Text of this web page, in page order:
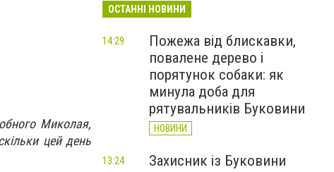
Миколая,
цей день
ОСТАННІ НОВИНИ
Пожежа від блискавки,
повалене дерево і
порятунок собаки: як
минула доба для
рятувальників Буковини
НОВИНИ
14:29
Захисник із Буковини
13:24